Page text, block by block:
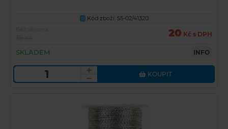
U Kód zboží: 55-02/41320
20 Kč s DPH
SKLADEM INFO
KOUPIT